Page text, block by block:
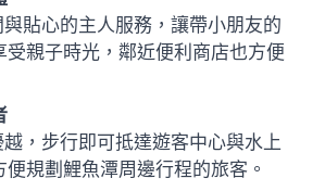
貼心的主人服務，讓帶小朋友的
受親子時光，鄰近便利商店也方便
，步行即可抵達遊客中心與水上
便規劃鯉魚潭周邊行程的旅客。